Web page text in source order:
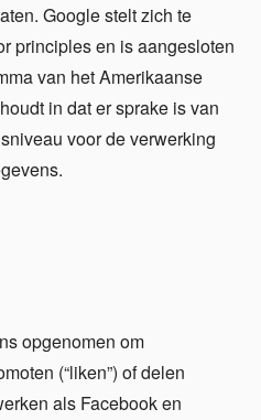
Google stelt zich te
principles en is aangesloten
van het Amerikaanse
in dat er sprake is van
voor de verwerking
opgenomen om
(“liken”) of delen
als Facebook en